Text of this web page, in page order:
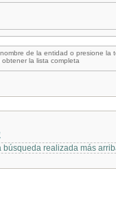
de la entidad o presione la
la lista completa
búsqueda realizada más